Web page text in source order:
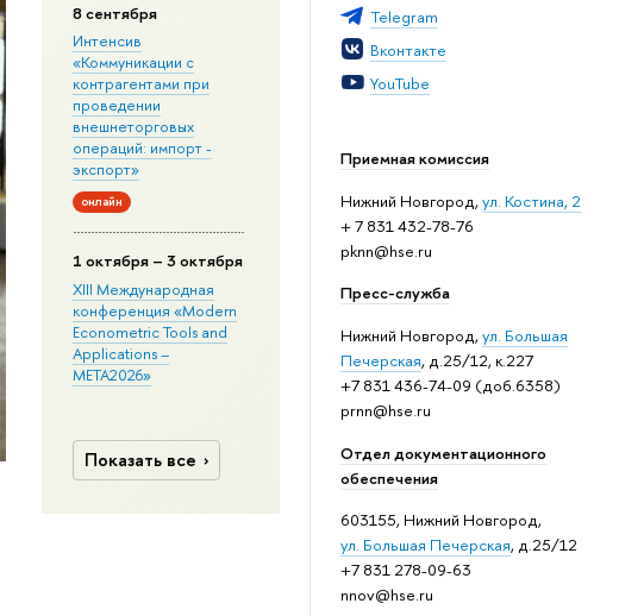
Telegram
Вконтакте
YouTube
Приемная комиссия
Нижний Новгород,ул. Костина, 2
+ 7 831 432-78-76
pknn@hse.ru
Пресс-служба
Нижний Новгород,ул. Большая
Печерская, д.25/12, к.227
+7 831 436-74-09 (доб.6358)
prnn@hse.ru
Отдел документационного
обеспечения
603155, Нижний Новгород,
ул. Большая Печерская, д.25/12
+7 831 278-09-63
nnov@hse.ru
8 сентября
Интенсив
«Коммуникации с
контрагентами при
проведении
внешнеторговых
операций: импорт -
экспорт»
онлайн
1 октября – 3 октября
XIII Международная
конференция «Modern
Econometric Tools and
Applications –
META2026»
Показать все